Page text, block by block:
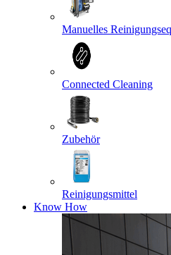
Manuelles
Connected Cleaning
Zubehör
Reinigungsmittel
Know How